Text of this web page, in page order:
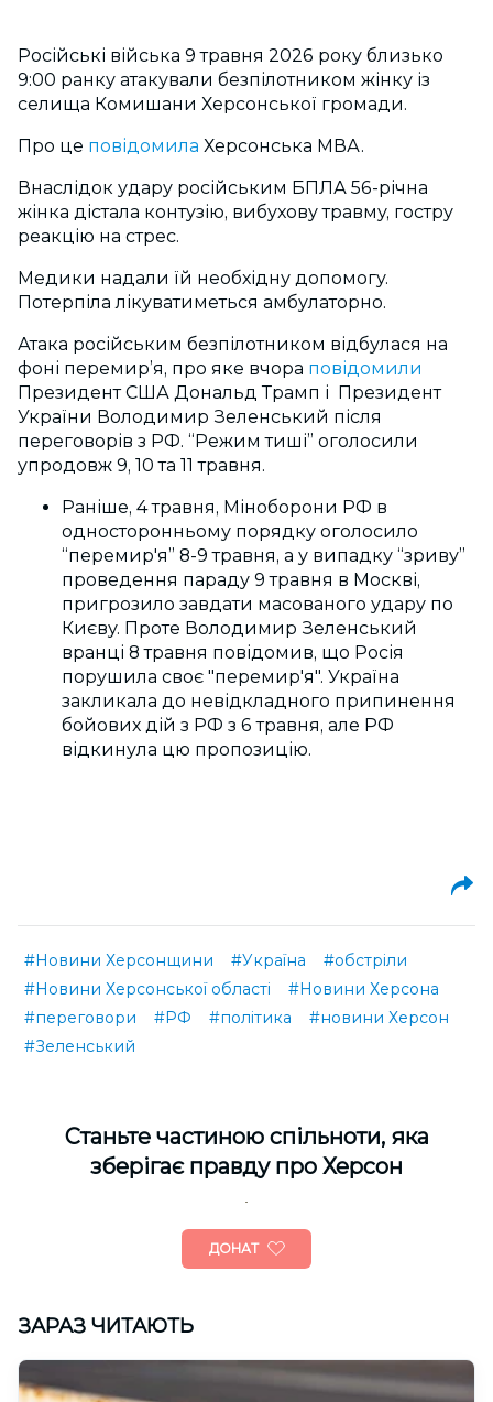
Російські війська 9 травня 2026 року близько
9:00 ранку атакували безпілотником жінку із
селища Комишани Херсонської громади.
Про це повідомила Херсонська МВА.
Внаслідок удару російським БПЛА 56-річна
жінка дістала контузію, вибухову травму, гостру
реакцію на стрес.
Медики надали їй необхідну допомогу.
Потерпіла лікуватиметься амбулаторно.
Атака російським безпілотником відбулася на
фоні перемир’я, про яке вчора повідомили
Президент США Дональд Трамп і Президент
України Володимир Зеленський після
переговорів з РФ. “Режим тиші” оголосили
упродовж 9, 10 та 11 травня.
Раніше, 4 травня, Міноборони РФ в
односторонньому порядку оголосило
“перемир'я” 8-9 травня, а у випадку “зриву”
проведення параду 9 травня в Москві,
пригрозило завдати масованого удару по
Києву. Проте Володимир Зеленський
вранці 8 травня повідомив, що Росія
порушила своє "перемир'я". Україна
закликала до невідкладного припинення
бойових дій з РФ з 6 травня, але РФ
відкинула цю пропозицію.
#Новини Херсонщини #Україна
#обстріли
#Новини Херсонської області
#Новини Херсона
#переговори
#РФ #політика
#новини Херсон
#Зеленський
Cтаньте частиною спільноти, яка
зберігає правду про Херсон
ДОНАТ
ЗАРАЗ ЧИТАЮТЬ